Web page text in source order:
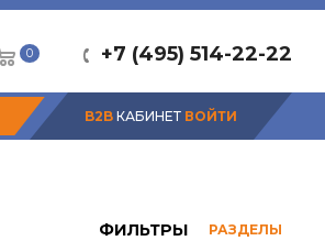
+7 (495) 514-22-22
0
B2B КАБИНЕТ ВОЙТИ
ФИЛЬТРЫ РАЗДЕЛЫ